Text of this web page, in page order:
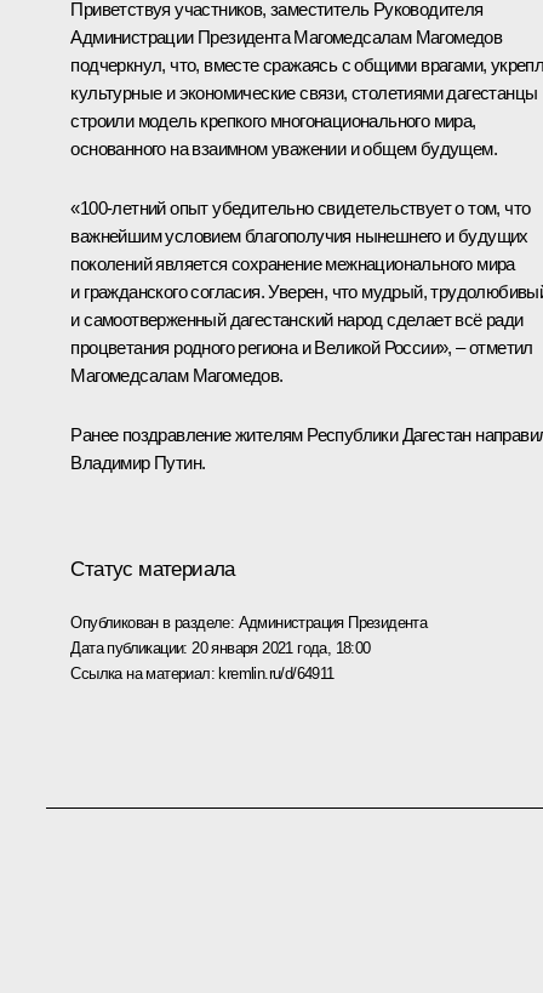
Приветствуя участников, заместитель Руководителя
Администрации ПрезидентаМагомедсалам Магомедов
подчеркнул, что, вместе сражаясь с общими врагами,
культурные и экономические связи, столетиями дагестанцы
строили модель крепкого многонационального мира,
основанного на взаимном уважении и общем будущем.
«100-летний опыт убедительно свидетельствует о том, что
важнейшим условием благополучия нынешнего и будущих
поколений является сохранение межнационального мира
и гражданского согласия. Уверен, что мудрый,
и самоотверженный дагестанский народ сделает всё ради
процветания родного региона и Великой России», – отметил
Магомедсалам Магомедов.
Ранее поздравлениежителям Республики Дагестан
Владимир Путин.
Статус материала
Опубликован в разделе: Администрация Президента
Дата публикации: 20 января 2021 года, 18:00
Ссылка на материал:kremlin.ru/d/64911